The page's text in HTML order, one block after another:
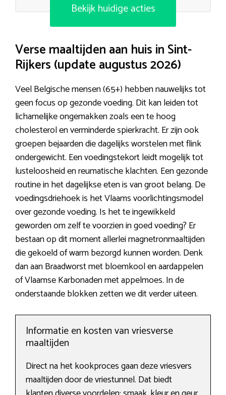
Bekijk huidige acties
Verse maaltijden aan huis in Sint-
Rijkers (update augustus 2026)
Veel Belgische mensen (65+) hebben nauwelijks tot
geen focus op gezonde voeding. Dit kan leiden tot
lichamelijke ongemakken zoals een te hoog
cholesterol en verminderde spierkracht. Er zijn ook
groepen bejaarden die dagelijks worstelen met flink
ondergewicht. Een voedingstekort leidt mogelijk tot
lusteloosheid en reumatische klachten. Een gezonde
routine in het dagelijkse eten is van groot belang. De
voedingsdriehoek is het Vlaams voorlichtingsmodel
over gezonde voeding. Is het te ingewikkeld
geworden om zelf te voorzien in goed voeding? Er
bestaan op dit moment allerlei magnetronmaaltijden
die gekoeld of warm bezorgd kunnen worden. Denk
dan aan Braadworst met bloemkool en aardappelen
of Vlaamse Karbonaden met appelmoes. In de
onderstaande blokken zetten we dit verder uiteen.
Informatie en kosten van vriesverse
maaltijden
Direct na het kookproces gaan deze vriesvers
maaltijden door de vriestunnel. Dat biedt